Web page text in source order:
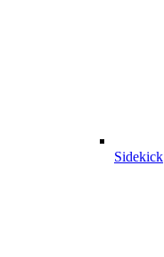
Sidekick